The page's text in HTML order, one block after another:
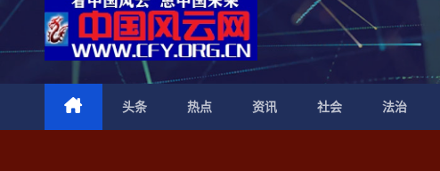
容
头条 热点 资讯 社会 法治